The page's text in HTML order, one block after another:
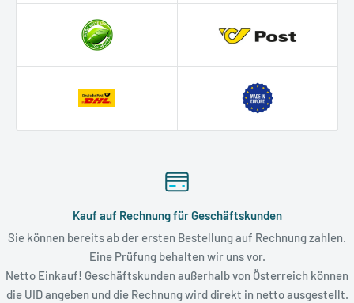
Kauf auf Rechnung für Geschäftskunden
Sie können bereits ab der ersten Bestellung auf Rechnung zahlen.
Eine Prüfung behalten wir uns vor.
Netto Einkauf! Geschäftskunden außerhalb von Österreich können
die UID angeben und die Rechnung wird direkt in netto ausgestellt.